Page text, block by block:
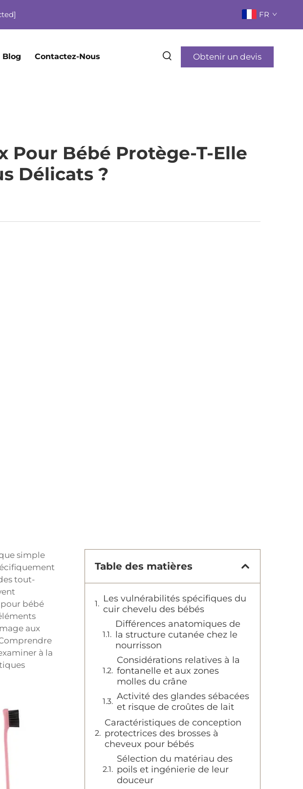
FR
Blog Contactez-Nous Obtenir un devis
Pour Bébé Protège-T-Elle
Délicats ?
simple
tout-
bébé
aux
à la
Table des matières
Les vulnérabilités spécifiques du
cuir chevelu des bébés
Différences anatomiques de
la structure cutanée chez le
nourrisson
Considérations relatives à la
fontanelle et aux zones
molles du crâne
Activité des glandes sébacées
et risque de croûtes de lait
Caractéristiques de conception
protectrices des brosses à
cheveux pour bébés
Sélection du matériau des
poils et ingénierie de leur
douceur